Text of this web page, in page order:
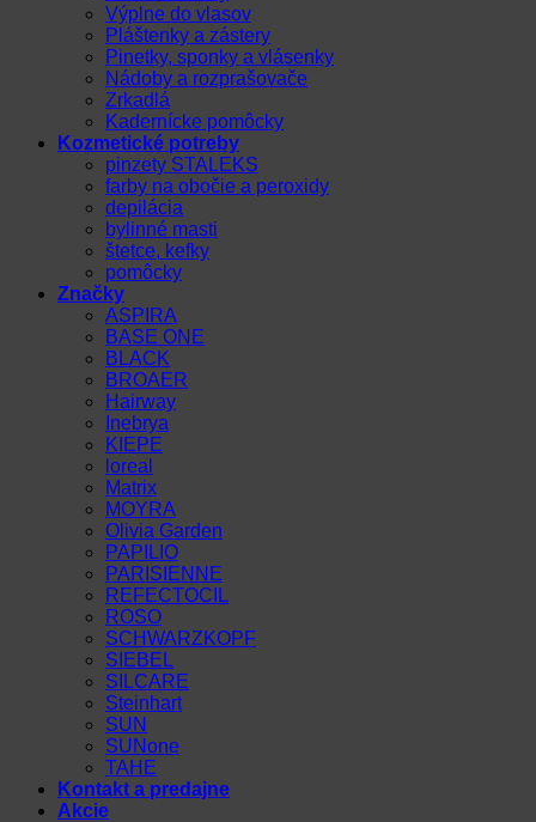
Výplne do vlasov
Pláštenky a zástery
Pinetky, sponky a vlásenky
Nádoby a rozprašovače
Zrkadlá
Kadernícke pomôcky
Kozmetické potreby
pinzety STALEKS
farby na obočie a peroxidy
depilácia
bylinné masti
štetce, kefky
pomôcky
Značky
ASPIRA
BASE ONE
BLACK
BROAER
Hairway
Inebrya
KIEPE
loreal
Matrix
MOYRA
Olivia Garden
PAPILIO
PARISIENNE
REFECTOCIL
ROSO
SCHWARZKOPF
SIEBEL
SILCARE
Steinhart
SUN
SUNone
TAHE
Kontakt a predajne
Akcie